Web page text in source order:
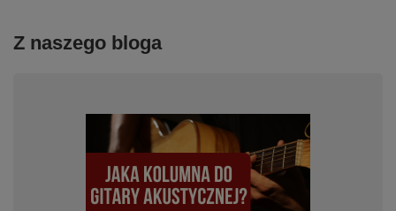
Z naszego bloga